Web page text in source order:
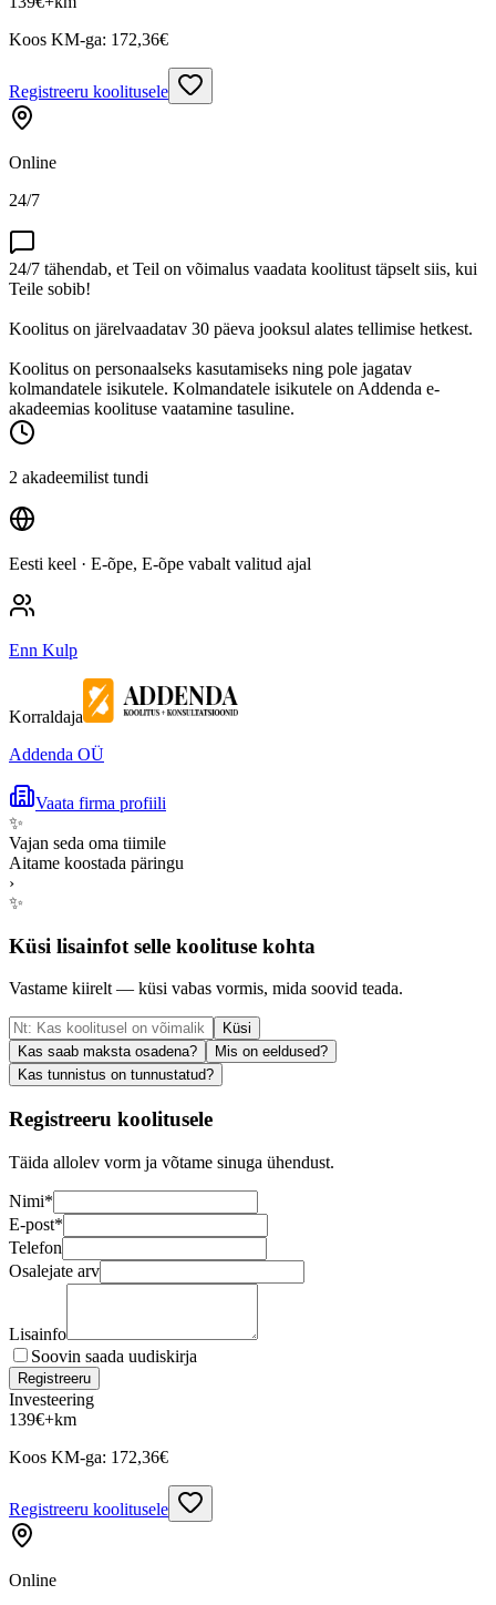
Koos KM-ga: 172,36€
Registreeru koolitusele
Online
24/7
24/7 tähendab, et Teil on võimalus vaadata koolitust täpselt siis, kui
Teile sobib!
Koolitus on järelvaadatav 30 päeva jooksul alates tellimise hetkest.
Koolitus on personaalseks kasutamiseks ning pole jagatav
kolmandatele isikutele. Kolmandatele isikutele on Addenda e-
akadeemias koolituse vaatamine tasuline.
2 akadeemilist tundi
Eesti keel · E-õpe, E-õpe vabalt valitud ajal
Enn Kulp
Korraldaja
Addenda OÜ
Vaata firma profiili
✨
Vajan seda oma tiimile
Aitame koostada päringu
›
✨
Küsi lisainfot selle koolituse kohta
Vastame kiirelt — küsi vabas vormis, mida soovid teada.
Küsi
Kas saab maksta osadena?
Mis on eeldused?
Kas tunnistus on tunnustatud?
Registreeru koolitusele
Täida allolev vorm ja võtame sinuga ühendust.
Nimi*
E-post*
Telefon
Osalejate arv
Lisainfo
Soovin saada uudiskirja
Registreeru
Investeering
139€+km
Koos KM-ga: 172,36€
Registreeru koolitusele
Online